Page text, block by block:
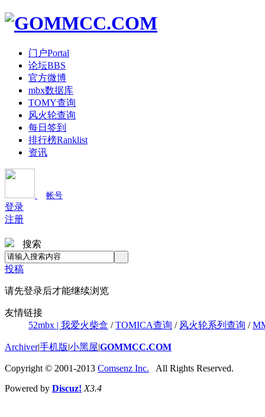
门户Portal
论坛BBS
官方微博
mbx数据库
TOMY查询
风火轮查询
每日签到
排行榜Ranklist
资讯
帐号
登录
注册
搜索
投稿
请先登录后才能继续浏览
友情链接
52mbx | 我爱火柴盒 / TOMICA查询 / 风火轮系列查询 /
Archiver|手机版|小黑屋|GOMMCC.COM
Copyright © 2001-2013 Comsenz Inc. All Rights Reserved.
Powered by Discuz! X3.4